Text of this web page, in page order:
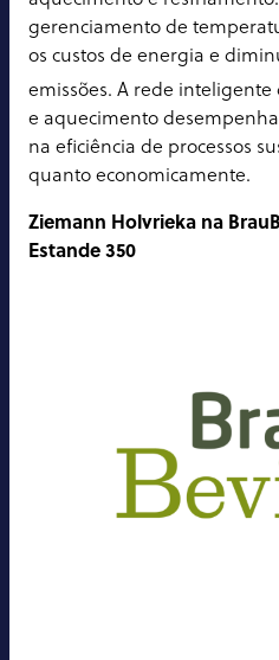
gerenciamento de
os custos de energia e
emissões. A rede
e aquecimento
na eficiência de processos
quanto economicamente.
Ziemann Holvrieka na
Estande 350